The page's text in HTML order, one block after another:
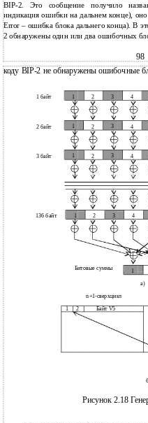
BIP-2. Это сообщение получило
индикация ошибки на дальнем конце),
Error – ошибка блока дальнего конца). В
2 обнаружены один или два ошибочных
98
коду BIP-2 не обнаружены ошибочные
1 байт 1 2 3 4
2 байт 1 2 3 4
3 байт 1 2 3 4
136 байт 1 2 3 4
Битовые суммы 1
а)
n+1-сверхцикл
1 2 Байт V5
Рисунок 2.18